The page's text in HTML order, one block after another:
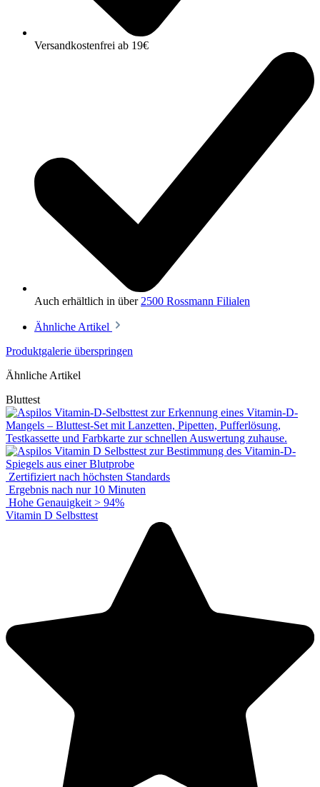
Versandkostenfrei ab 19€
Auch erhältlich in über 2500 Rossmann Filialen
Ähnliche Artikel
Produktgalerie überspringen
Ähnliche Artikel
Bluttest
Zertifiziert nach höchsten Standards
Ergebnis nach nur 10 Minuten
Hohe Genauigkeit > 94%
Vitamin D Selbsttest